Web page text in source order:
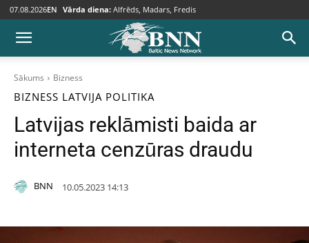
07.08.2026EN Vārda diena: Alfrēds, Madars, Fredis
Sākums Bizness
BIZNESS LATVIJA POLITIKA
Latvijas reklāmisti baida ar
interneta cenzūras draudu
BNN 10.05.2023 14:13